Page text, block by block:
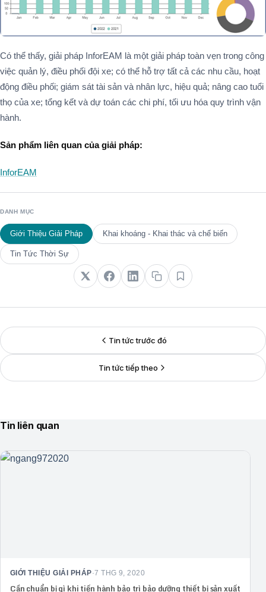
Có thể thấy, giải pháp InforEAM là một giải pháp toàn vẹn trong công
việc quản lý, điều phối đội xe; có thể hỗ trợ tất cả các nhu cầu, hoạt
động điều phối; giám sát tài sản và nhân lực, hiệu quả; nâng cao tuổi
thọ của xe; tổng kết và dự toán các chi phí, tối ưu hóa quy trình vận
hành.
Sản phẩm liên quan của giải pháp:
InforEAM
DANH MỤC
Giới Thiệu Giải Pháp Khai khoáng - Khai thác và chế biến
Tin Tức Thời Sự
Tin tức trước đó
Tin tức tiếp theo
Tin liên quan
GIỚI THIỆU GIẢI PHÁP·7 THG 9, 2020
Cần chuẩn bị gì khi tiến hành bảo trì bảo dưỡng thiết bị sản xuất